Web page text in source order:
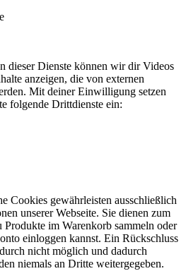
dieser Dienste können wir dir Videos
anzeigen, die von externen
Mit deiner Einwilligung setzen
folgende Drittdienste ein:
Cookies gewährleisten ausschließlich
unserer Webseite. Sie dienen zum
Produkte im Warenkorb sammeln oder
einloggen kannst. Ein Rückschluss
nicht möglich und dadurch
niemals an Dritte weitergegeben.